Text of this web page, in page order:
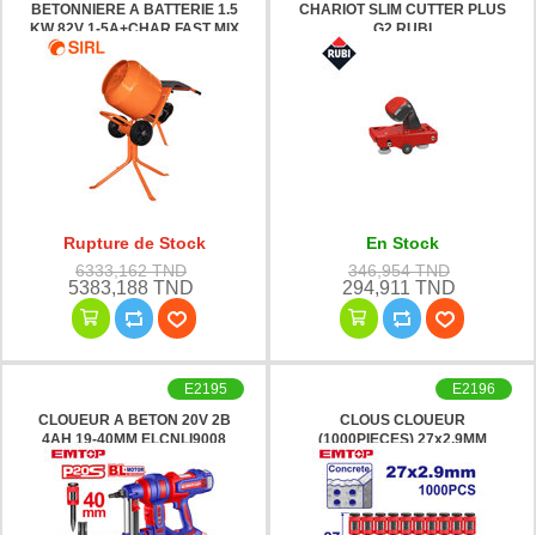
BETONNIERE A BATTERIE 1.5
KW 82V 1-5A+CHAR FAST MIX
150 SIRL
Rupture de Stock
6333,162 TND
5383,188 TND
CHARIOT SLIM CUTTER PLUS
G2 RUBI
En Stock
346,954 TND
294,911 TND
CLOUEUR A BETON 20V 2B
4AH 19-40MM ELCNLI9008
E2195
CLOUS CLOUEUR
(1000PIECES) 27x2.9MM
ENAL02271 EMTOP
E2196